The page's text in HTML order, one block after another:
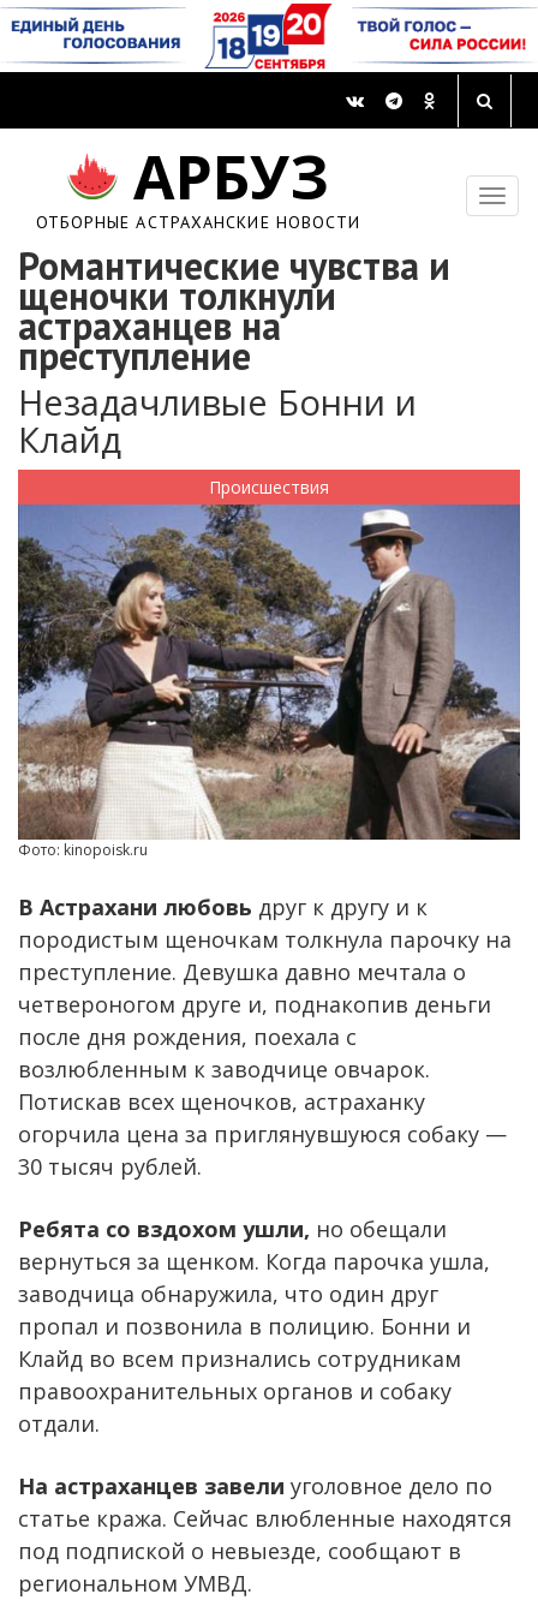
АРБУЗ
ОТБОРНЫЕ АСТРАХАНСКИЕ НОВОСТИ
Романтические чувства и
щеночки толкнули
астраханцев на
преступление
Незадачливые Бонни и
Клайд
Происшествия
Фото: kinopoisk.ru
В Астрахани любовь друг к другу и к
породистым щеночкам толкнула парочку на
преступление. Девушка давно мечтала о
четвероногом друге и, поднакопив деньги
после дня рождения, поехала с
возлюбленным к заводчице овчарок.
Потискав всех щеночков, астраханку
огорчила цена за приглянувшуюся собаку —
30 тысяч рублей.
Ребята со вздохом ушли, но обещали
вернуться за щенком. Когда парочка ушла,
заводчица обнаружила, что один друг
пропал и позвонила в полицию. Бонни и
Клайд во всем признались сотрудникам
правоохранительных органов и собаку
отдали.
На астраханцев завели уголовное дело по
статье кража. Сейчас влюбленные находятся
под подпиской о невыезде, сообщают в
региональном УМВД.